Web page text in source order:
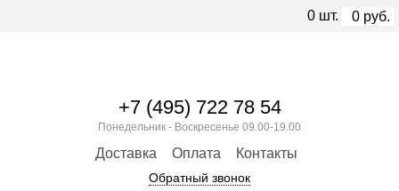
+7 (495) 722 78 54
Понедельник - Воскресенье 09.00-19.00
Доставка Оплата Контакты
Обратный звонок
0 шт. 0 руб.